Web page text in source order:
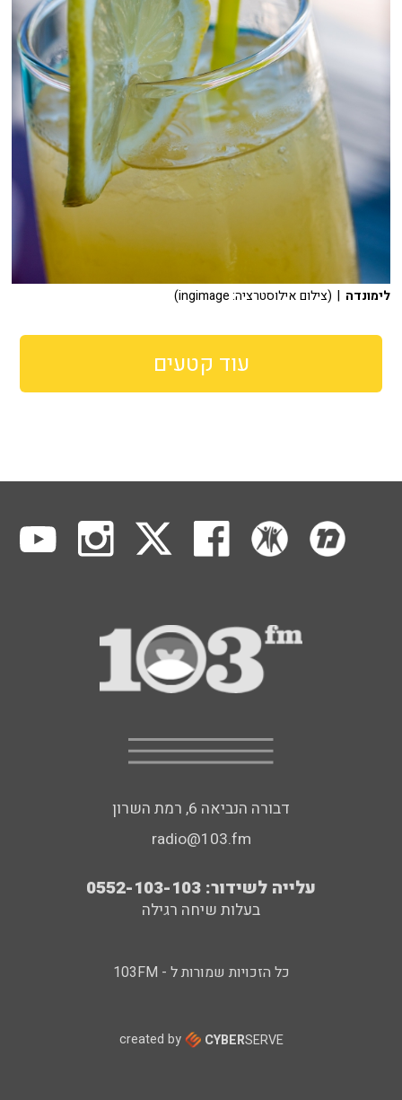
לימונדה | (צילום אילוסטרציה: ingimage)
עוד קטעים
דבורה הנביאה 6, רמת השרון
radio@103.fm
עלייה לשידור: 0552-103-103
בעלות שיחה רגילה
כל הזכויות שמורות ל - 103FM
created by CYBERSERVE